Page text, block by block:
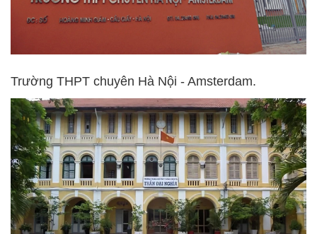
Trường THPT chuyên Hà Nội - Amsterdam.